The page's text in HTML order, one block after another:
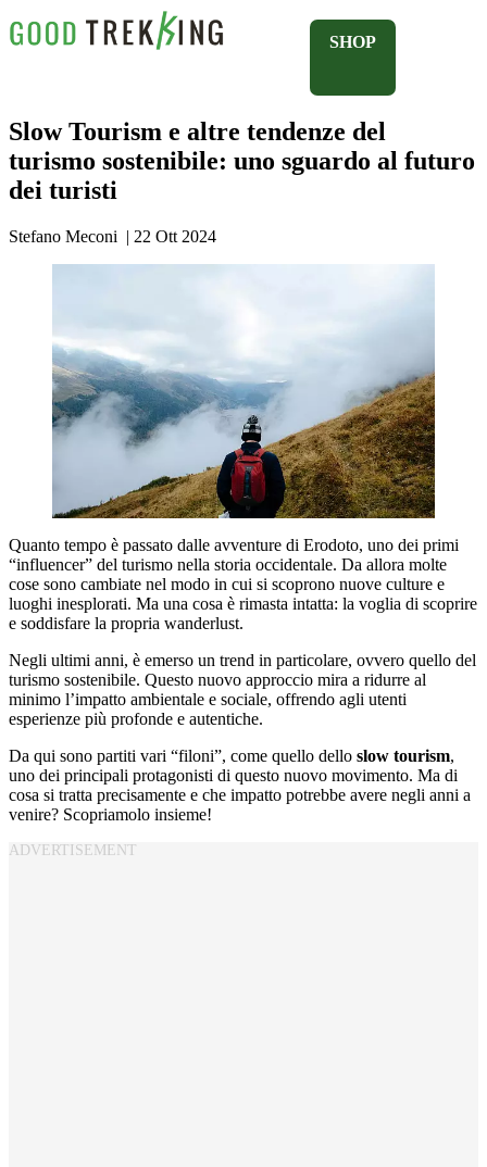
SHOP
Slow Tourism e altre tendenze del
turismo sostenibile: uno sguardo al futuro
dei turisti
Stefano Meconi | 22 Ott 2024
Quanto tempo è passato dalle avventure di Erodoto, uno dei primi
“influencer” del turismo nella storia occidentale. Da allora molte
cose sono cambiate nel modo in cui si scoprono nuove culture e
luoghi inesplorati. Ma una cosa è rimasta intatta: la voglia di scoprire
e soddisfare la propria wanderlust.
Negli ultimi anni, è emerso un trend in particolare, ovvero quello del
turismo sostenibile. Questo nuovo approccio mira a ridurre al
minimo l’impatto ambientale e sociale, offrendo agli utenti
esperienze più profonde e autentiche.
Da qui sono partiti vari “filoni”, come quello dello slow tourism,
uno dei principali protagonisti di questo nuovo movimento. Ma di
cosa si tratta precisamente e che impatto potrebbe avere negli anni a
venire? Scopriamolo insieme!